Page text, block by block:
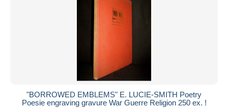
"BORROWED EMBLEMS" E. LUCIE-SMITH Poetry
Poesie engraving gravure War Guerre Religion 250 ex. !